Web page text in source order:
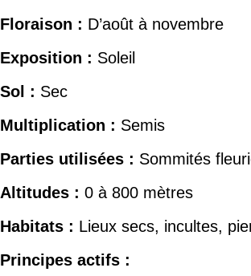
Floraison : D’août à novembre
Exposition : Soleil
Sol : Sec
Multiplication : Semis
Parties utilisées : Sommités
Altitudes : 0 à 800 mètres
Habitats : Lieux secs, incultes,
Principes actifs :